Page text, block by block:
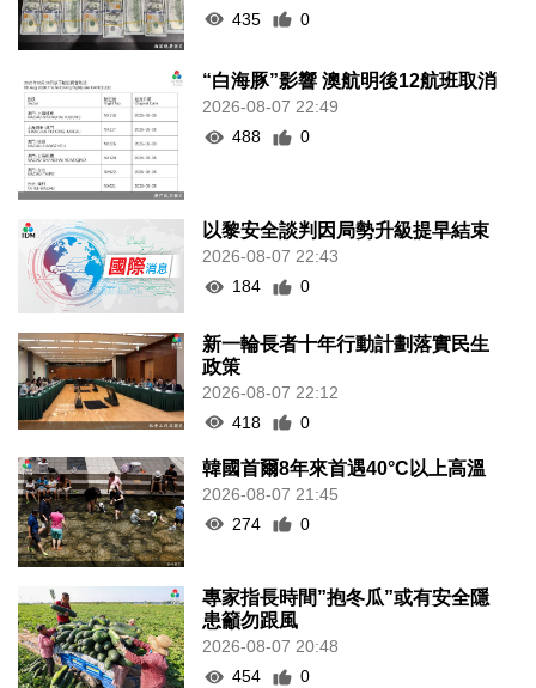
435
0
“白海豚”影響 澳航明後12航班取消
2026-08-07 22:49
488
0
以黎安全談判因局勢升級提早結束
2026-08-07 22:43
184
0
新一輪長者十年行動計劃落實民生
政策
2026-08-07 22:12
418
0
韓國首爾8年來首遇40°C以上高溫
2026-08-07 21:45
274
0
專家指長時間”抱冬瓜”或有安全隱
患籲勿跟風
2026-08-07 20:48
454
0